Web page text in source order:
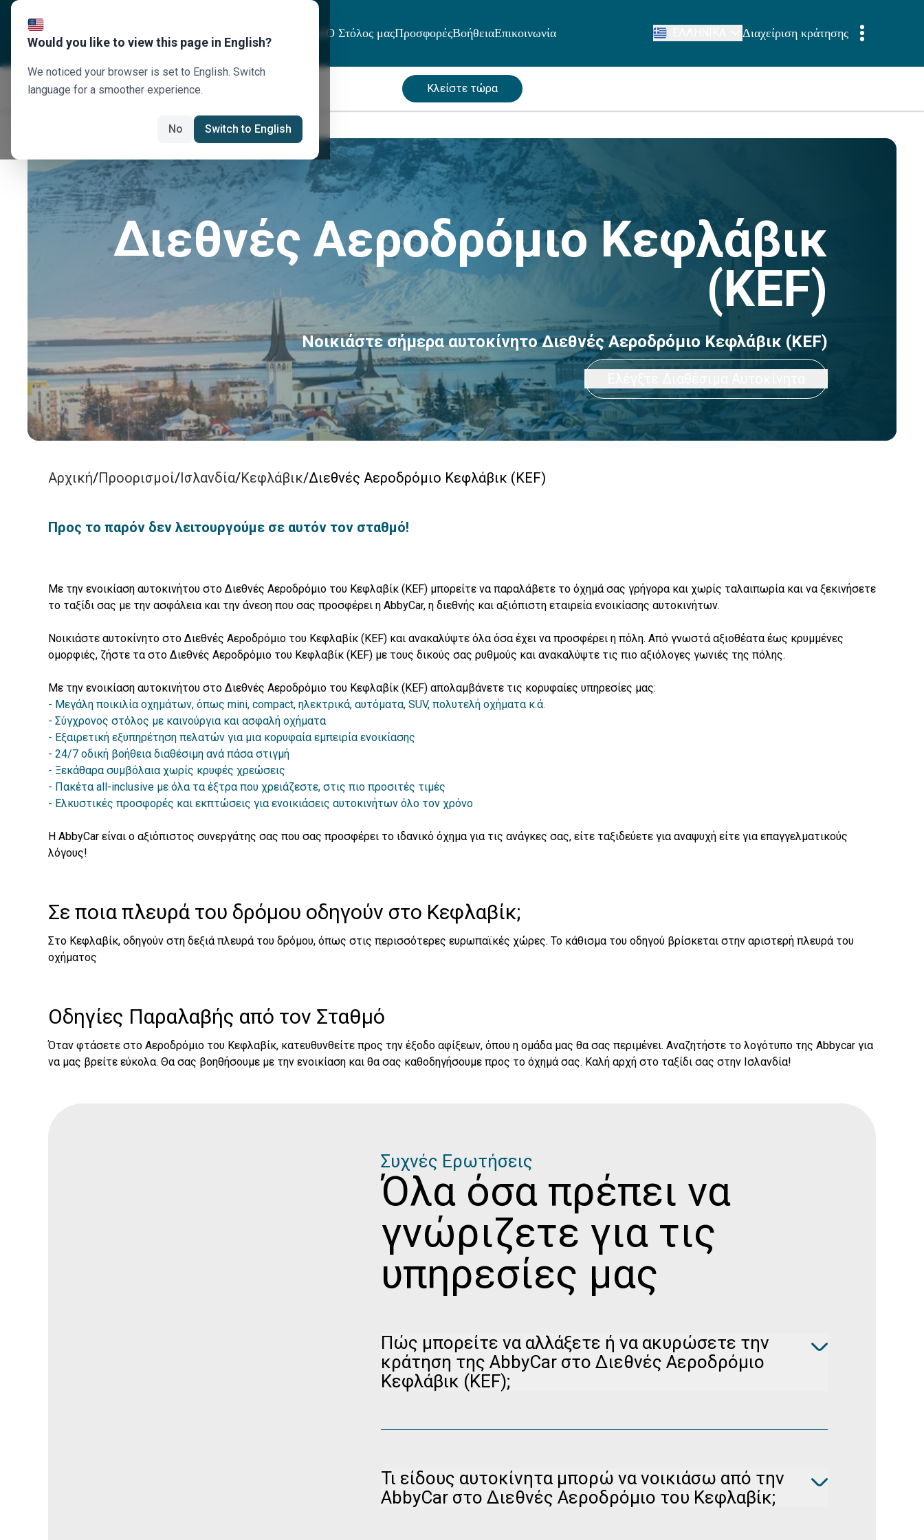
Σχετικά με εμάς ΠροορισμοίΟ Στόλος μαςΠροσφορέςΒοήθειαΕπικοινωνία Διαχείριση κράτησης
Κλείστε τώρα
Διεθνές Αεροδρόμιο Κεφλάβικ
(KEF)
Νοικιάστε σήμερα αυτοκίνητο Διεθνές Αεροδρόμιο Κεφλάβικ (KEF)
Αρχική/Προορισμοί/Ισλανδία/Κεφλάβικ/Διεθνές Αεροδρόμιο Κεφλάβικ (KEF)
Προς το παρόν δεν λειτουργούμε σε αυτόν τον σταθμό!
Με την ενοικίαση αυτοκινήτου στο Διεθνές Αεροδρόμιο του Κεφλαβίκ (KEF) μπορείτε να παραλάβετε το όχημά σας γρήγορα και χωρίς ταλαιπωρία και να ξεκινήσετε
το ταξίδι σας με την ασφάλεια και την άνεση που σας προσφέρει η AbbyCar, η διεθνής και αξιόπιστη εταιρεία ενοικίασης αυτοκινήτων.
Νοικιάστε αυτοκίνητο στο Διεθνές Αεροδρόμιο του Κεφλαβίκ (KEF) και ανακαλύψτε όλα όσα έχει να προσφέρει η πόλη. Από γνωστά αξιοθέατα έως κρυμμένες
ομορφιές, ζήστε τα στο Διεθνές Αεροδρόμιο του Κεφλαβίκ (KEF) με τους δικούς σας ρυθμούς και ανακαλύψτε τις πιο αξιόλογες γωνιές της πόλης.
Με την ενοικίαση αυτοκινήτου στο Διεθνές Αεροδρόμιο του Κεφλαβίκ (KEF) απολαμβάνετε τις κορυφαίες υπηρεσίες μας:
Μεγάλη ποικιλία οχημάτων, όπως mini, compact, ηλεκτρικά, αυτόματα, SUV, πολυτελή οχήματα κ.ά.
Σύγχρονος στόλος με καινούργια και ασφαλή οχήματα
Εξαιρετική εξυπηρέτηση πελατών για μια κορυφαία εμπειρία ενοικίασης
24/7 οδική βοήθεια διαθέσιμη ανά πάσα στιγμή
Ξεκάθαρα συμβόλαια χωρίς κρυφές χρεώσεις
Πακέτα all-inclusive με όλα τα έξτρα που χρειάζεστε, στις πιο προσιτές τιμές
Ελκυστικές προσφορές και εκπτώσεις για ενοικιάσεις αυτοκινήτων όλο τον χρόνο
Η AbbyCar είναι ο αξιόπιστος συνεργάτης σας που σας προσφέρει το ιδανικό όχημα για τις ανάγκες σας, είτε ταξιδεύετε για αναψυχή είτε για επαγγελματικούς
λόγους!
Σε ποια πλευρά του δρόμου οδηγούν στο Κεφλαβίκ;
Στο Κεφλαβίκ, οδηγούν στη δεξιά πλευρά του δρόμου, όπως στις περισσότερες ευρωπαϊκές χώρες. Το κάθισμα του οδηγού βρίσκεται στην αριστερή πλευρά του
οχήματος
Οδηγίες Παραλαβής από τον Σταθμό
Όταν φτάσετε στο Αεροδρόμιο του Κεφλαβίκ, κατευθυνθείτε προς την έξοδο αφίξεων, όπου η ομάδα μας θα σας περιμένει. Αναζητήστε το λογότυπο της Abbycar για
να μας βρείτε εύκολα. Θα σας βοηθήσουμε με την ενοικίαση και θα σας καθοδηγήσουμε προς το όχημά σας. Καλή αρχή στο ταξίδι σας στην Ισλανδία!
Συχνές Ερωτήσεις
Όλα όσα πρέπει να
γνώριζετε για τις
υπηρεσίες μας
Πώς μπορείτε να αλλάξετε ή να ακυρώσετε την
κράτηση της AbbyCar στο Διεθνές Αεροδρόμιο
Κεφλάβικ (KEF);
Τι είδους αυτοκίνητα μπορώ να νοικιάσω από την
AbbyCar στο Διεθνές Αεροδρόμιο του Κεφλαβίκ;
Would you like to view this page in English?
We noticed your browser is set to English. Switch
language for a smoother experience.
No Switch to English